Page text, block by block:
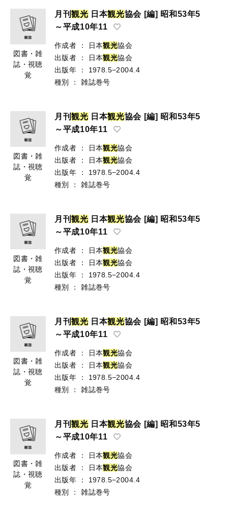
図書・雑
誌・視聴
覚
月刊観光 日本観光協会 [編] 昭和53年5
～平成10年11
作成者 ： 日本観光協会
出版者
： 日本観光協会
出版年
：
1978.5−2004.4
種別
： 雑誌巻号
図書・雑
誌・視聴
覚
月刊観光 日本観光協会 [編] 昭和53年5
～平成10年11
作成者 ： 日本観光協会
出版者
： 日本観光協会
出版年
：
1978.5−2004.4
種別
： 雑誌巻号
図書・雑
誌・視聴
覚
月刊観光 日本観光協会 [編] 昭和53年5
～平成10年11
作成者 ： 日本観光協会
出版者
： 日本観光協会
出版年
：
1978.5−2004.4
種別
： 雑誌巻号
図書・雑
誌・視聴
覚
月刊観光 日本観光協会 [編] 昭和53年5
～平成10年11
作成者 ： 日本観光協会
出版者
： 日本観光協会
出版年
：
1978.5−2004.4
種別
： 雑誌巻号
図書・雑
誌・視聴
覚
月刊観光 日本観光協会 [編] 昭和53年5
～平成10年11
作成者 ： 日本観光協会
出版者
： 日本観光協会
出版年
：
1978.5−2004.4
種別
： 雑誌巻号